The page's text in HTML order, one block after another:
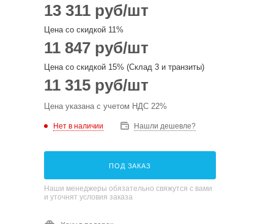
13 311 руб/шт
Цена со скидкой 11%
11 847 руб/шт
Цена со скидкой 15% (Склад 3 и транзиты)
11 315 руб/шт
Цена указана с учетом НДС 22%
Нет в наличии Нашли дешевле?
ПОД ЗАКАЗ
Наши менеджеры обязательно свяжутся с вами
и уточнят условия заказа